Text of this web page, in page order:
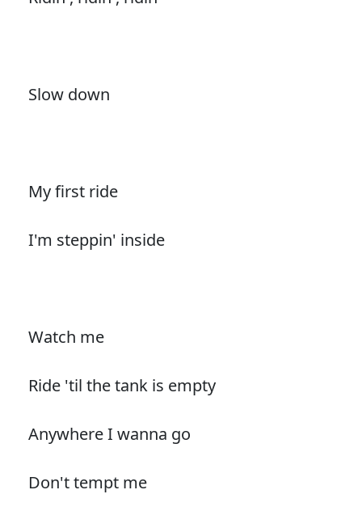
Slow down
My first ride
I'm steppin' inside
Watch me
Ride 'til the tank is empty
Anywhere I wanna go
Don't tempt me